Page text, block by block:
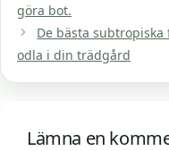
göra bot.
De bästa
odla i din trädgård
Lämna en